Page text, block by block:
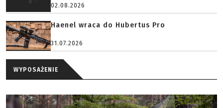
02.08.2026
Haenel wraca do Hubertus Pro
31.07.2026
WYPOSAŻENIE